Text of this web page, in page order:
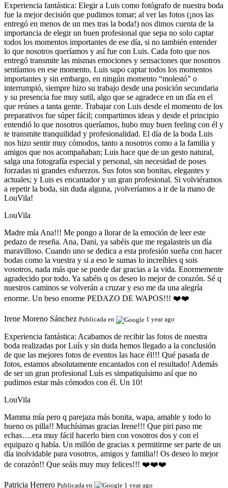
Experiencia fantástica: Elegir a Luis como fotógrafo de nuestra boda
fue la mejor decisión que pudimos tomar; al ver las fotos (¡nos las
entregó en menos de un mes tras la boda!) nos dimos cuenta de la
importancia de elegir un buen profesional que sepa no solo captar
todos los momentos importantes de ese día, si no también entender
lo que nosotros queríamos y así fue con Luis. Cada foto que nos
entregó transmite las mismas emociones y sensaciones que nosotros
sentíamos en ese momento, Luis supo captar todos los momentos
importantes y sin embargo, en ningún momento “molestó” o
interrumpió, siempre hizo su trabajo desde una posición secundaria
y su presencia fue muy sutil, algo que se agradece en un día en el
que reúnes a tanta gente. Trabajar con Luis desde el momento de los
preparativos fue súper fácil; compartimos ideas y desde el principio
entendió lo que nosotros queríamos, hubo muy buen feeling con él y
te transmite tranquilidad y profesionalidad. El día de la boda Luis
nos hizo sentir muy cómodos, tanto a nosotros como a la familia y
amigos que nos acompañaban; Luis hace que de un gesto natural,
salga una fotografía especial y personal, sin necesidad de poses
forzadas ni grandes esfuerzos. Sus fotos son bonitas, elegantes y
actuales; y Luis es encantador y un gran profesional. Si volviéramos
a repetir la boda, sin duda alguna, ¡volveríamos a ir de la mano de
LouVila!
LouVila
Madre mía Ana!!! Me pongo a llorar de la emoción de leer este
pedazo de reseña. Ana, Dani, ya sabéis que me regalasteis un día
maravilloso. Cuando uno se dedica a esta profesión sueña con hacer
bodas como la vuestra y si a eso le sumas lo increíbles q sois
vosotros, nada más que se puede dar gracias a la vida. Enormemente
agradecido por todo. Ya sabéis q os deseo lo mejor de corazón. Sé q
nuestros caminos se volverán a cruzar y eso me da una alegría
enorme. Un beso enorme PEDAZO DE WAPOS!!! ❤️❤️
Irene Moreno Sánchez Publicada en 1 year ago
Experiencia fantástica: Acabamos de recibir las fotos de nuestra
boda realizadas por Luís y sin duda hemos llegado a la conclusión
de que las mejores fotos de eventos las hace él!!! Qué pasada de
fotos, estamos absolutamente encantados con el resultado! Además
de ser un gran profesional Luís es simpatiquísimo así que no
pudimos estar más cómodos con él. Un 10!
LouVila
Mamma mía pero q parejaza más bonita, wapa, amable y todo lo
bueno os pilla!! Muchísimas gracias Irene!!! Que piri paso me
echas….era muy fácil hacerlo bien con vosotros dos y con el
equipazo q había. Un millón de gracias x permitirme ser parte de un
día inolvidable para vosotros, amigos y familia!! Os deseo lo mejor
de corazón!! Que seáis muy muy felices!!! ❤️❤️❤️
Patricia Herrero Publicada en 1 year ago